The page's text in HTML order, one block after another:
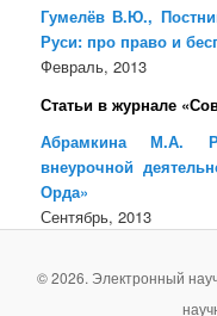
Гумелёв В.Ю.,
Руси: про право и
Февраль, 2013
Статьи в журнале
Абрамкина М.А.
внеурочной
Орда»
Сентябрь, 2013
© 2026. Электронный